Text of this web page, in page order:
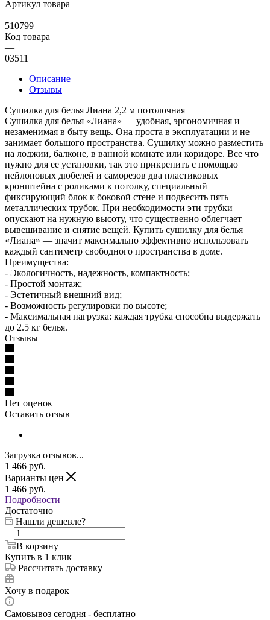
Артикул товара
—
510799
Код товара
—
03511
Описание
Отзывы
Сушилка для белья Лиана 2,2 м потолочная
Сушилка для белья «Лиана» — удобная, эргономичная и
незаменимая в быту вещь. Она проста в эксплуатации и не
занимает большого пространства. Сушилку можно разместить
на лоджии, балконе, в ванной комнате или коридоре. Все что
нужно для ее установки, так это прикрепить с помощью
нейлоновых дюбелей и саморезов два пластиковых
кронштейна с роликами к потолку, специальный
фиксирующий блок к боковой стене и подвесить пять
металлических трубок. При необходимости эти трубки
опускают на нужную высоту, что существенно облегчает
вывешивание и снятие вещей. Купить сушилку для белья
«Лиана» — значит максимально эффективно использовать
каждый сантиметр свободного пространства в доме.
Преимущества:
- Экологичность, надежность, компактность;
- Простой монтаж;
- Эстетичный внешний вид;
- Возможность регулировки по высоте;
- Максимальная нагрузка: каждая трубка способна выдержать
до 2.5 кг белья.
Отзывы
Нет оценок
Оставить отзыв
Загрузка отзывов...
1 466 руб.
Варианты цен
1 466 руб.
Подробности
Достаточно
Нашли дешевле?
В корзину
Купить в 1 клик
Рассчитать доставку
Хочу в подарок
Самовывоз сегодня - бесплатно